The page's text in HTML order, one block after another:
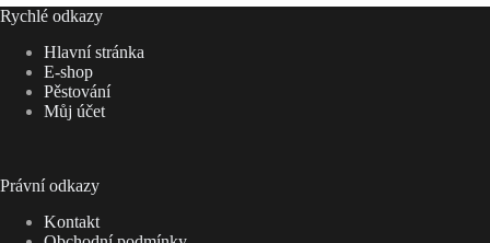
Rychlé odkazy
Hlavní stránka
E-shop
Pěstování
Můj účet
Právní odkazy
Kontakt